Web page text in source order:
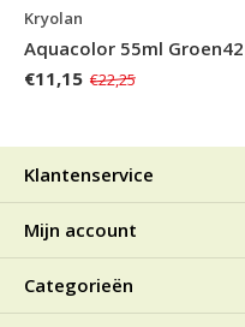
Kryolan
Aquacolor 55ml Groen42
€11,15 €22,25
Klantenservice
Mijn account
Categorieën